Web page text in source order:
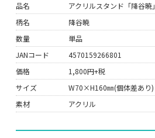
品名
アクリルスタンド「降谷暁」
柄名
降谷暁
数量
単品
JANコード
4570159266801
価格
1,800円+税
サイズ
W70×H160㎜(個体差あり)
素材
アクリル